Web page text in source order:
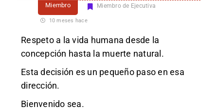
Miembro Miembro de Ejecutiva
10 meses hace
Respeto a la vida humana desde la
concepción hasta la muerte natural.
Esta decisión es un pequeño paso en esa
dirección.
Bienvenido sea.